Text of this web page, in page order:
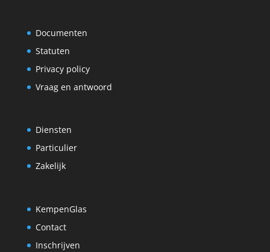
Documenten
Statuten
Privacy policy
Vraag en antwoord
Diensten
Particulier
Zakelijk
KempenGlas
Contact
Inschrijven